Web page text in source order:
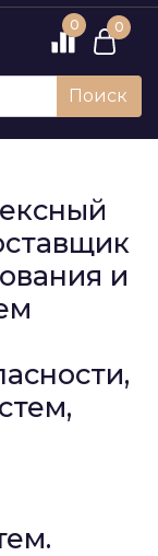
0 0
Поиск
и